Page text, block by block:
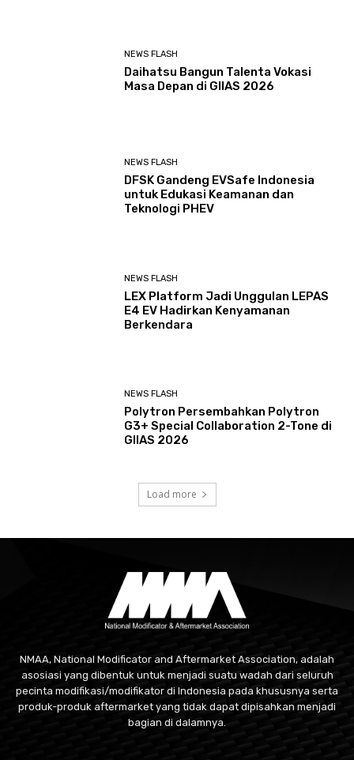
NEWS FLASH
Daihatsu Bangun Talenta Vokasi
Masa Depan di GIIAS 2026
NEWS FLASH
DFSK Gandeng EVSafe Indonesia
untuk Edukasi Keamanan dan
Teknologi PHEV
NEWS FLASH
LEX Platform Jadi Unggulan LEPAS
E4 EV Hadirkan Kenyamanan
Berkendara
NEWS FLASH
Polytron Persembahkan Polytron
G3+ Special Collaboration 2-Tone di
GIIAS 2026
Load more
NMAA, National Modificator and Aftermarket Association, adalah
asosiasi yang dibentuk untuk menjadi suatu wadah dari seluruh
pecinta modifikasi/modifikator di Indonesia pada khususnya serta
produk-produk aftermarket yang tidak dapat dipisahkan menjadi
bagian di dalamnya.